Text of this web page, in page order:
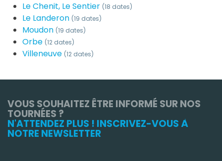
Le Chenit, Le Sentier (18 dates)
Le Landeron (19 dates)
Moudon (19 dates)
Orbe (12 dates)
Villeneuve (12 dates)
VOUS SOUHAITEZ ÊTRE INFORMÉ SUR NOS
TOURNÉES ?
N'ATTENDEZ PLUS ! INSCRIVEZ-VOUS À
NOTRE NEWSLETTER